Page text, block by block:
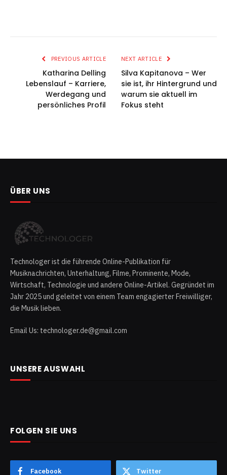
PREVIOUS ARTICLE
Katharina Delling
Lebenslauf – Karriere,
Werdegang und
persönliches Profil
NEXT ARTICLE
Silva Kapitanova – Wer
sie ist, ihr Hintergrund und
warum sie aktuell im
Fokus steht
ÜBER UNS
Technologer ist die führende Online-Publikation für
Musiknachrichten, Unterhaltung, Filme, Prominente, Mode,
Wirtschaft, Technologie und andere Online-Artikel. Gegründet im
Jahr 2025 und geleitet von einem Team engagierter Freiwilliger,
die Musik lieben.
Email Us: technologer.de@gmail.com
UNSERE AUSWAHL
FOLGEN SIE UNS
Facebook Twitter